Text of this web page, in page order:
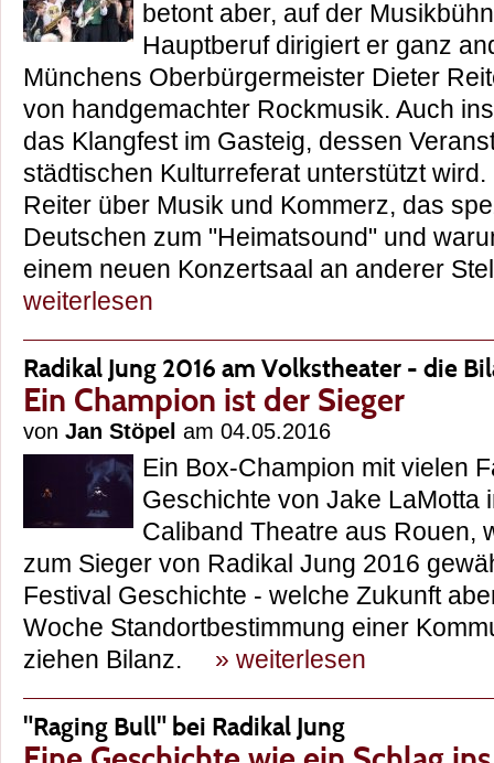
betont aber, auf der
Hauptberuf dirigiert er ganz
Münchens Oberbürgermeister Dieter
von handgemachter Rockmusik. Auch
das Klangfest im Gasteig, dessen
städtischen Kulturreferat unterstützt
Reiter über Musik und Kommerz, das
Deutschen zum "Heimatsound" und
einem neuen Konzertsaal an anderer
weiterlesen
Radikal Jung 2016 am Volkstheater - die
Ein Champion ist der Sieger
von Jan Stöpel am 04.05.2016
Ein Box-Champion mit vielen
Geschichte von Jake LaMotta
Caliband Theatre aus Rouen,
zum Sieger von Radikal Jung 2016
Festival Geschichte - welche Zukunft
Woche Standortbestimmung einer
ziehen Bilanz. » weiterlesen
"Raging Bull" bei Radikal Jung